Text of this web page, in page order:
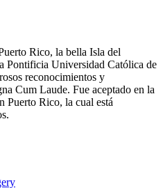
Rico, la bella Isla del
Pontificia Universidad Católica de
reconocimientos y
Cum Laude. Fue aceptado en la
Puerto Rico, la cual está